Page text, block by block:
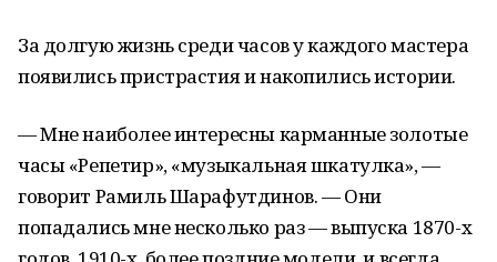
За долгую жизнь среди часов у каждого мастера
появились пристрастия и накопились истории.
— Мне наиболее интересны карманные золотые
часы «Репетир», «музыкальная шкатулка», —
говорит Рамиль Шарафутдинов. — Они
попадались мне несколько раз — выпуска 1870-х